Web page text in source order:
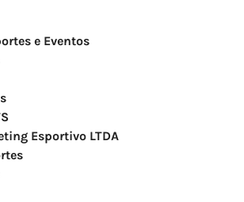
e Eventos
Esportivo LTDA